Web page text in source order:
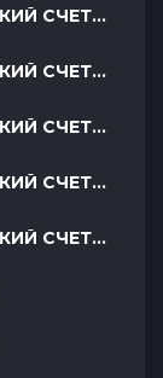
СЧЕТ
СЧЕТ
СЧЕТ
СЧЕТ
СЧЕТ